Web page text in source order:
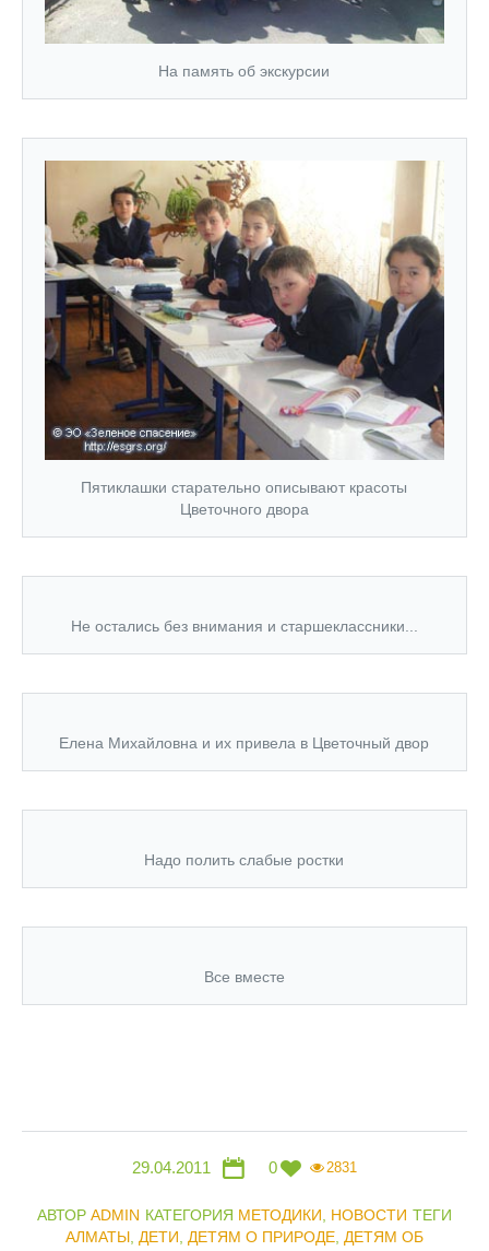
На память об экскурсии
Пятиклашки старательно описывают красоты
Цветочного двора
Не остались без внимания и старшеклассники...
Елена Михайловна и их привела в Цветочный двор
Надо полить слабые ростки
Все вместе
29.04.2011 0 2831
АВТОР ADMIN КАТЕГОРИЯ МЕТОДИКИ НОВОСТИ ТЕГИ
АЛМАТЫ ДЕТИ ДЕТЯМ О ПРИРОДЕ ДЕТЯМ ОБ